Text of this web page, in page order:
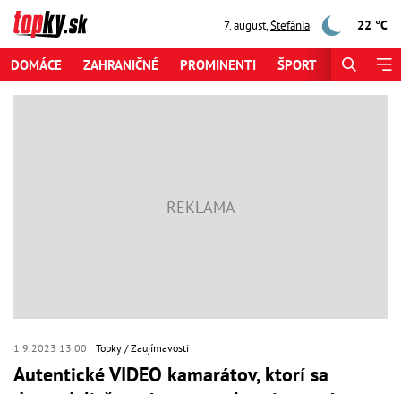
7. august,Štefánia 22 °C
DOMÁCE ZAHRANIČNÉ PROMINENTI ŠPORT
1.9.2023 13:00 Topky Zaujímavosti
Autentické VIDEO kamarátov, ktorí sa